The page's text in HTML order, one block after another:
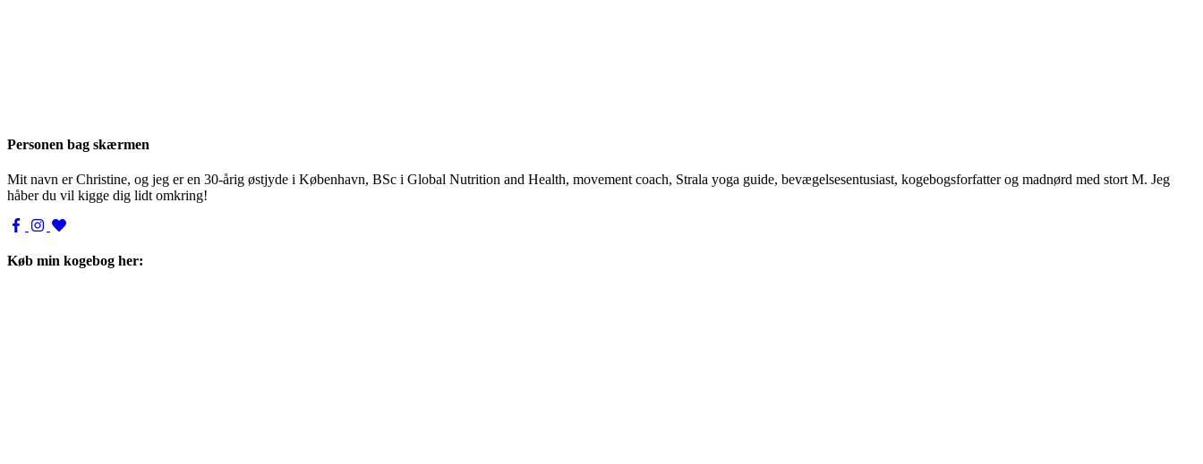
Personen bag skærmen
Mit navn er Christine, og jeg er en 30-årig østjyde i København, BSc i Global Nutrition and Health, movement coach, Strala yoga guide, bevægelsesentusiast, kogebogsforfatter og madnørd med stort M. Jeg
håber du vil kigge dig lidt omkring!
Køb min kogebog her: